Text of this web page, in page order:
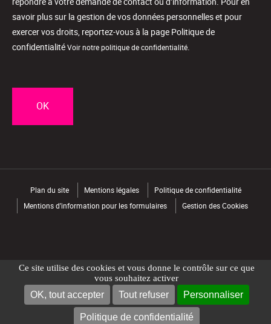
Ce site utilise des cookies et vous donne le contrôle sur ce que
vous souhaitez activer
OK, tout accepter Tout refuser Personnaliser
Politique de confidentialité
NOUS CONTACTER TROUVER UN MAGASIN
savoir plus sur la gestion de vos données personnelles et pour
exercer vos droits, reportez-vous à la page Politique de
confidentialitéVoir notre politique de confidentialité.
Plan du site Mentions légales
Politique de confidentialité
Mentions d’information pour les formulaires
Gestion des Cookies